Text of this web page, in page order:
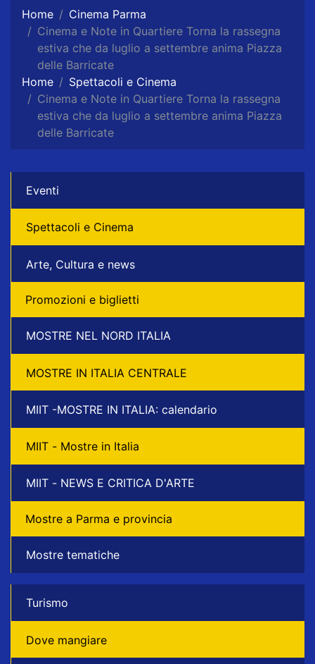
Home
Cinema Parma
Cinema e Note in Quartiere Torna la rassegna
estiva che da luglio a settembre anima Piazza
delle Barricate
Home
Spettacoli e Cinema
Cinema e Note in Quartiere Torna la rassegna
estiva che da luglio a settembre anima Piazza
delle Barricate
Eventi
Spettacoli e Cinema
Arte, Cultura e news
Promozioni e biglietti
MOSTRE NEL NORD ITALIA
MOSTRE IN ITALIA CENTRALE
MIIT -MOSTRE IN ITALIA: calendario
MIIT - Mostre in Italia
MIIT - NEWS E CRITICA D'ARTE
Mostre a Parma e provincia
Mostre tematiche
Turismo
Dove mangiare